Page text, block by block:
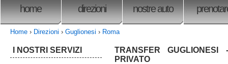
home direzioni nostre auto
Home › Direzioni › Guglionesi › Roma
TRANSFER
PRIVATO
I NOSTRI SERVIZI